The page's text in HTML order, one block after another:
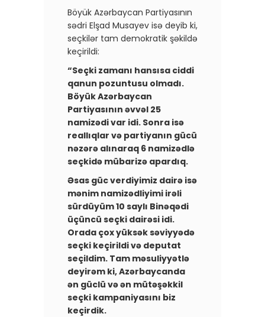
Böyük Azərbaycan Partiyasının
sədri Elşad Musayev isə deyib ki,
seçkilər tam demokratik şəkildə
keçirildi:
“Seçki zamanı hansısa ciddi
qanun pozuntusu olmadı.
Böyük Azərbaycan
Partiyasının əvvəl 25
namizədi var idi. Sonra isə
reallıqlar və partiyanın gücü
nəzərə alınaraq 6 namizədlə
seçkidə mübarizə apardıq.
Əsas güc verdiyimiz dairə isə
mənim namizədliyimi irəli
sürdüyüm 10 saylı Binəqədi
üçüncü seçki dairəsi idi.
Orada çox yüksək səviyyədə
seçki keçirildi və deputat
seçildim. Tam məsuliyyətlə
deyirəm ki, Azərbaycanda
ən güclü və ən mütəşəkkil
seçki kampaniyasını biz
keçirdik.